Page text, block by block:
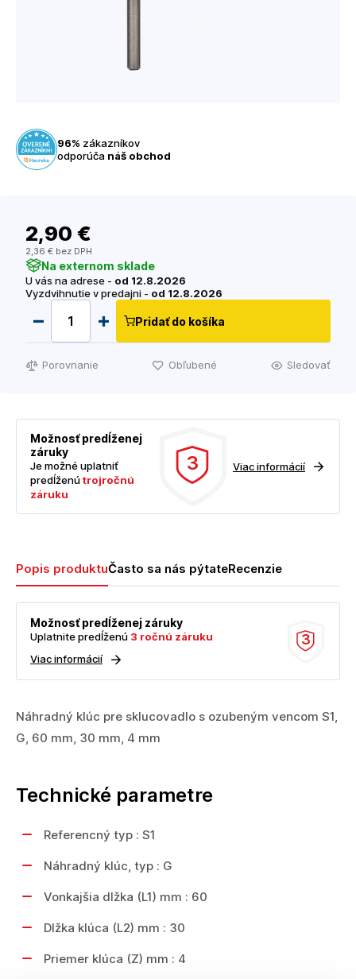
96% zákazníkov
odporúča náš obchod
2,90 €
2,36 € bez DPH
Na externom sklade
U vás na adrese - od 12.8.2026
Vyzdvihnutie v predajni - od 12.8.2026
Pridať do košíka
Porovnanie Obľubené Sledovať
Možnosť predĺženej
záruky
Je možné uplatniť
predĺženútrojročnú
záruku
3 Viac informácií
Popis produktuČasto sa nás pýtateRecenzie
3
Možnosť predĺženej záruky
Uplatnite predĺženú 3 ročnú záruku
Viac informácií
Náhradný klúc pre sklucovadlo s ozubeným vencom S1,
G, 60 mm, 30 mm, 4 mm
Technické parametre
Referencný typ : S1
Náhradný klúc, typ : G
Vonkajšia dlžka (L1) mm : 60
Dlžka klúca (L2) mm : 30
Priemer klúca (Z) mm : 4